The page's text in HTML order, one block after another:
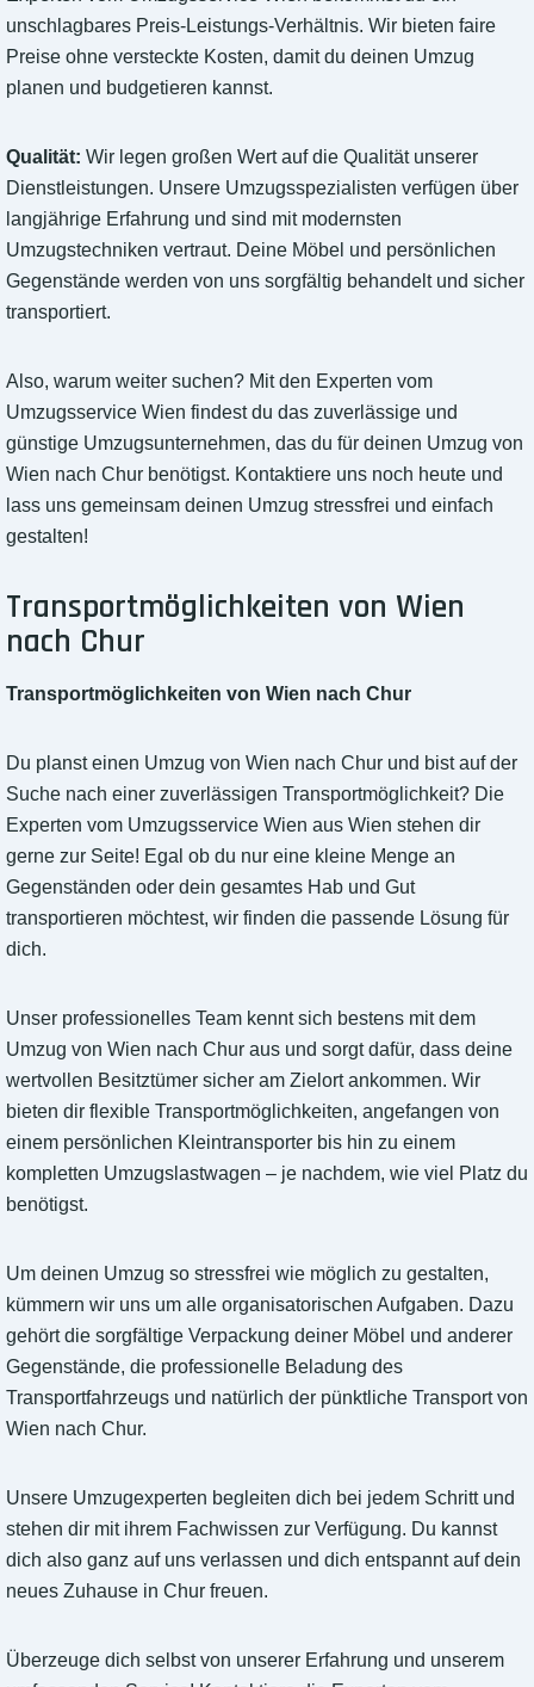
unschlagbares Preis-Leistungs-Verhältnis. Wir bieten faire
Preise ohne versteckte Kosten, damit du deinen Umzug
planen und budgetieren kannst.
Qualität: Wir legen großen Wert auf die Qualität unserer
Dienstleistungen. Unsere Umzugsspezialisten verfügen über
langjährige Erfahrung und sind mit modernsten
Umzugstechniken vertraut. Deine Möbel und persönlichen
Gegenstände werden von uns sorgfältig behandelt und sicher
transportiert.
Also, warum weiter suchen? Mit den Experten vom
Umzugsservice Wien findest du das zuverlässige und
günstige Umzugsunternehmen, das du für deinen Umzug von
Wien nach Chur benötigst. Kontaktiere uns noch heute und
lass uns gemeinsam deinen Umzug stressfrei und einfach
gestalten!
Transportmöglichkeiten von Wien
nach Chur
Transportmöglichkeiten von Wien nach Chur
Du planst einen Umzug von Wien nach Chur und bist auf der
Suche nach einer zuverlässigen Transportmöglichkeit? Die
Experten vom Umzugsservice Wien aus Wien stehen dir
gerne zur Seite! Egal ob du nur eine kleine Menge an
Gegenständen oder dein gesamtes Hab und Gut
transportieren möchtest, wir finden die passende Lösung für
dich.
Unser professionelles Team kennt sich bestens mit dem
Umzug von Wien nach Chur aus und sorgt dafür, dass deine
wertvollen Besitztümer sicher am Zielort ankommen. Wir
bieten dir flexible Transportmöglichkeiten, angefangen von
einem persönlichen Kleintransporter bis hin zu einem
kompletten Umzugslastwagen – je nachdem, wie viel Platz du
benötigst.
Um deinen Umzug so stressfrei wie möglich zu gestalten,
kümmern wir uns um alle organisatorischen Aufgaben. Dazu
gehört die sorgfältige Verpackung deiner Möbel und anderer
Gegenstände, die professionelle Beladung des
Transportfahrzeugs und natürlich der pünktliche Transport von
Wien nach Chur.
Unsere Umzugexperten begleiten dich bei jedem Schritt und
stehen dir mit ihrem Fachwissen zur Verfügung. Du kannst
dich also ganz auf uns verlassen und dich entspannt auf dein
neues Zuhause in Chur freuen.
Überzeuge dich selbst von unserer Erfahrung und unserem